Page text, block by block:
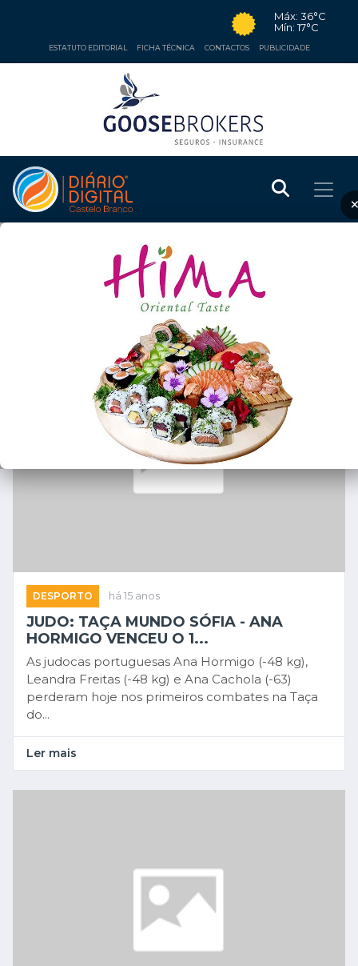
Máx: 36°C
Mín: 17°C
ESTATUTO EDITORIAL FICHA TÉCNICA CONTACTOS PUBLICIDADE
DESPORTO
DESPORTO há 15 anos
JUDO: TAÇA MUNDO SÓFIA - ANA
HORMIGO VENCEU O 1...
As judocas portuguesas Ana Hormigo (-48 kg),
Leandra Freitas (-48 kg) e Ana Cachola (-63)
perderam hoje nos primeiros combates na Taça
do...
Ler mais